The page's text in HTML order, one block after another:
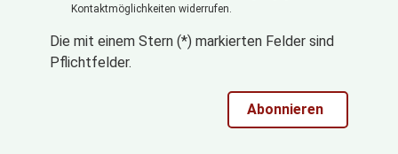
Kontaktmöglichkeiten widerrufen.
Die mit einem Stern (*) markierten Felder sind
Pflichtfelder.
Abonnieren